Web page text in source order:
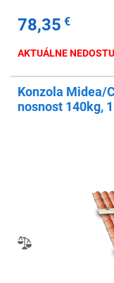
78,35 €
AKTUÁLNE
Konzola Midea/
nosnost 140kg,